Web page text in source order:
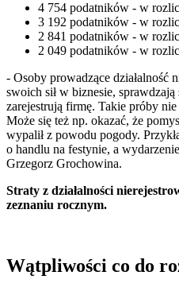
4 754 podatników - w
3 192 podatników - w
2 841 podatników - w
2 049 podatników - w
- Osoby prowadzące działalność
swoich sił w biznesie,
zarejestrują firmę. Takie próby
Może się też np. okazać, że
wypalił z powodu pogody.
o handlu na festynie, a
Grzegorz Grochowina.
Straty z działalności
zeznaniu rocznym.
Wątpliwości co do